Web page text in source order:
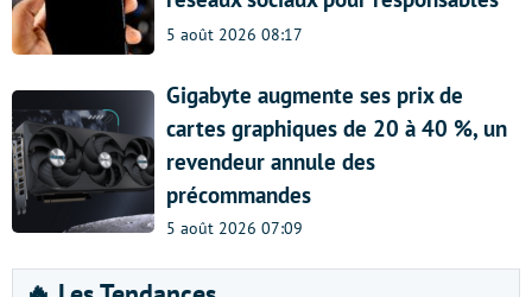
5 août 2026 08:17
Gigabyte augmente ses prix de
cartes graphiques de 20 à 40 %, un
revendeur annule des
précommandes
5 août 2026 07:09